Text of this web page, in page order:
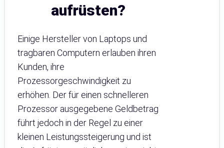
aufrüsten?
Einige Hersteller von Laptops und
tragbaren Computern erlauben ihren
Kunden, ihre
Prozessorgeschwindigkeit zu
erhöhen. Der für einen schnelleren
Prozessor ausgegebene Geldbetrag
führt jedoch in der Regel zu einer
kleinen Leistungssteigerung und ist